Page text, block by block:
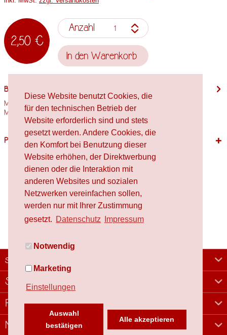
Diese Website benutzt Cookies, die
für den technischen Betrieb der
Website erforderlich sind und stets
gesetzt werden. Andere Cookies, die
den Komfort bei Benutzung dieser
Website erhöhen, der Direktwerbung
dienen oder die Interaktion mit
anderen Websites und sozialen
Netzwerken vereinfachen sollen,
werden nur mit Ihrer Zustimmung
gesetzt. Datenschutz Impressum
Notwendig
Marketing
Einstellungen
Auswahl
bestätigen
Alle akzeptieren
2,50 €
Anzahl
In den Warenkorb
Beschreibung
Motivgröße: 10mm x 10mm Stempelholzgröße: Spielfigur Verwendete
Materialien Holz,...mehr
Passende Produkte
schafproduction
Shop
Rechtliches
Newsletter